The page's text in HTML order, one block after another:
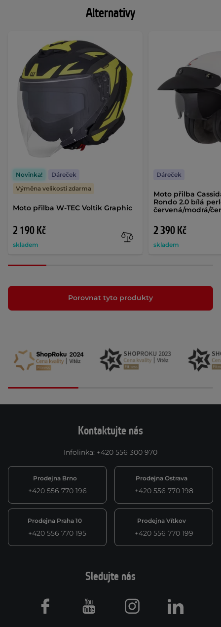
Alternativy
Moto přilba W-TEC Voltik Graphic
2 190 Kč
skladem
Novinka!
Dáreček
Výměna velikosti zdarma
Moto přilba
Rondo 2.0 bílá
červená/modrá/
2 390 Kč
skladem
Dáreček
Porovnat tyto produkty
Kontaktujte nás
Infolinka: +420 556 300 970
Prodejna Brno
+420 556 770 196
Prodejna Ostrava
+420 556 770 198
Prodejna Praha 10
+420 556 770 195
Prodejna Vítkov
+420 556 770 199
Sledujte nás
Facebook Youtube Instagram LinkedIn